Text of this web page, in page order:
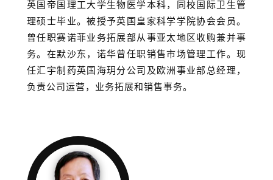
英国帝国理工大学生物医学本科，同校国际卫生管
理硕士毕业。被授予英国皇家科学学院协会会员。
曾任职赛诺菲业务拓展部从事亚太地区收购兼并事
务。在默沙东，诺华曾任职销售市场管理工作。现
任汇宇制药英国海玥分公司及欧洲事业部总经理，
负责公司运营，业务拓展和销售事务。